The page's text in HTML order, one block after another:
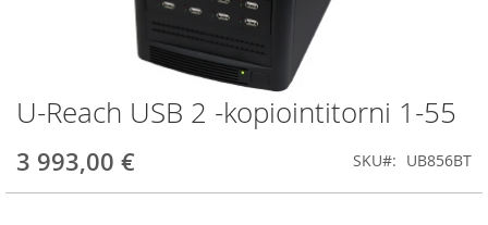
U-Reach USB 2 -kopiointitorni 1-55
3 993,00 € SKU UB856BT
Skip
to
the
beginning
of